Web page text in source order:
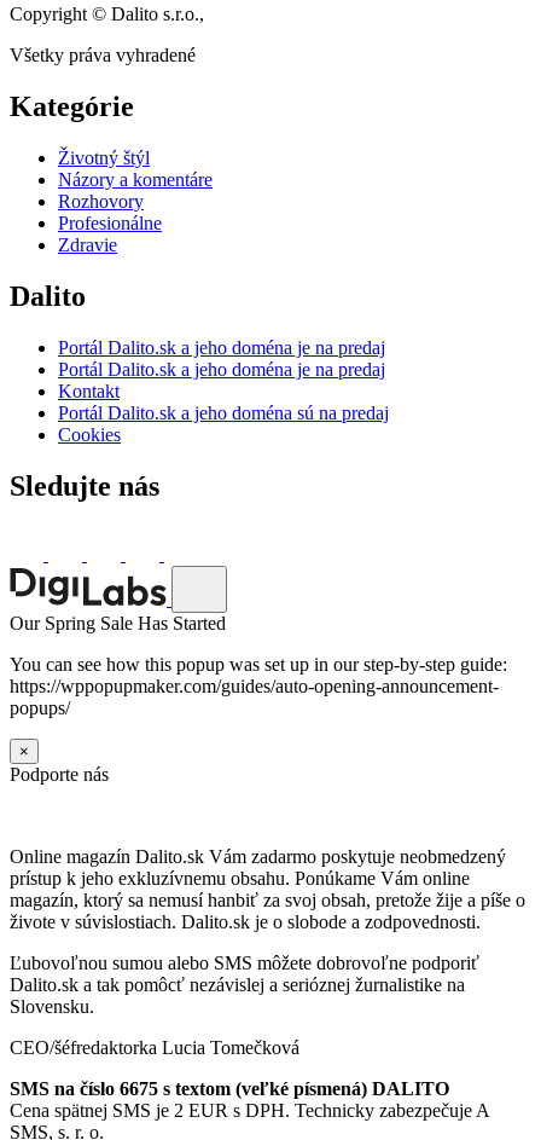
Copyright © Dalito s.r.o.,
Všetky práva vyhradené
Kategórie
Životný štýl
Názory a komentáre
Rozhovory
Profesionálne
Zdravie
Dalito
Portál Dalito.sk a jeho doména je na predaj
Portál Dalito.sk a jeho doména je na predaj
Kontakt
Portál Dalito.sk a jeho doména sú na predaj
Cookies
Sledujte nás
Our Spring Sale Has Started
You can see how this popup was set up in our step-by-step guide:
https://wppopupmaker.com/guides/auto-opening-announcement-
popups/
×
Podporte nás
Online magazín Dalito.sk Vám zadarmo poskytuje neobmedzený
prístup k jeho exkluzívnemu obsahu. Ponúkame Vám online
magazín, ktorý sa nemusí hanbiť za svoj obsah, pretože žije a píše o
živote v súvislostiach. Dalito.sk je o slobode a zodpovednosti.
Ľubovoľnou sumou alebo SMS môžete dobrovoľne podporiť
Dalito.sk a tak pomôcť nezávislej a serióznej žurnalistike na
Slovensku.
CEO/šéfredaktorka Lucia Tomečková
SMS na číslo 6675 s textom (veľké písmená) DALITO
Cena spätnej SMS je 2 EUR s DPH. Technicky zabezpečuje A
SMS, s. r. o.